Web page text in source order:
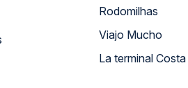
Rodomilhas
Viajo Mucho